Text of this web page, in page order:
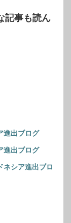
記事も読ん
進出ブログ
進出ブログ
ネシア進出ブロ